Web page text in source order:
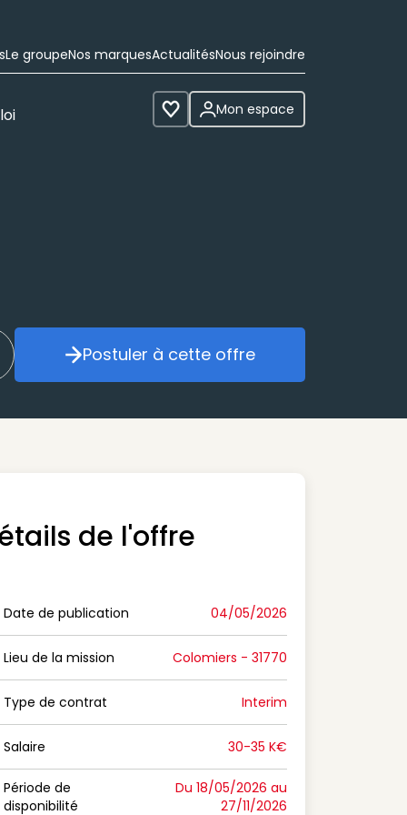
Le groupeNos marquesActualitésNous rejoindre
Voir les favoris
Mon espace
mon alerte Postuler à cette offre
Postuler à cette offre
de l'offre
Date de publication
Date de publication 04/05/2026
Lieu de la mission
Lieu de la mission Colomiers - 31770
Type de contrat
Type de contrat Interim
Salaire
Salaire 30-35 K€
Période de
disponibilité
Du 18/05/2026 au
27/11/2026